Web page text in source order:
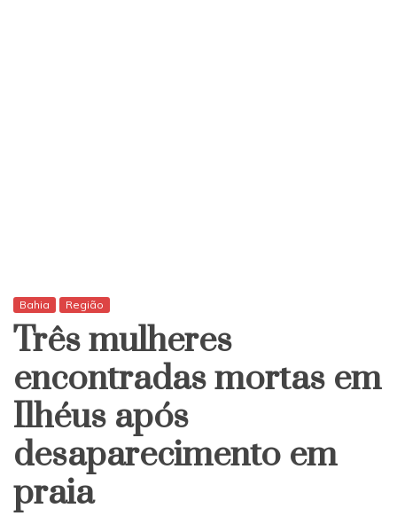
Bahia Região
Três mulheres
encontradas mortas em
Ilhéus após
desaparecimento em
praia